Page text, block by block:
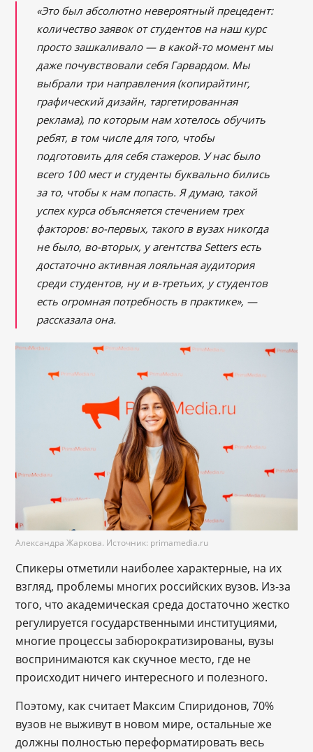
«Это был абсолютно невероятный прецедент:
количество заявок от студентов на наш курс
просто зашкаливало ― в какой-то момент мы
даже почувствовали себя Гарвардом. Мы
выбрали три направления (копирайтинг,
графический дизайн, таргетированная
реклама), по которым нам хотелось обучить
ребят, в том числе для того, чтобы
подготовить для себя стажеров. У нас было
всего 100 мест и студенты буквально бились
за то, чтобы к нам попасть. Я думаю, такой
успех курса объясняется стечением трех
факторов: во-первых, такого в вузах никогда
не было, во-вторых, у агентства Setters есть
достаточно активная лояльная аудитория
среди студентов, ну и в-третьих, у студентов
есть огромная потребность в практике», ―
рассказала она.
Александра Жаркова. Источник: primamedia.ru
Спикеры отметили наиболее характерные, на их
взгляд, проблемы многих российских вузов. Из-за
того, что академическая среда достаточно жестко
регулируется государственными институциями,
многие процессы забюрократизированы, вузы
воспринимаются как скучное место, где не
происходит ничего интересного и полезного.
Поэтому, как считает Максим Спиридонов, 70%
вузов не выживут в новом мире, остальные же
должны полностью переформатировать весь